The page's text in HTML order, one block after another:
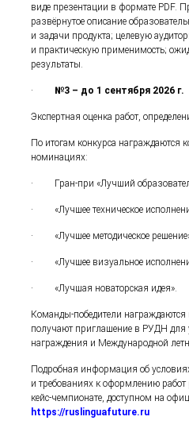
виде презентации в формате PDF.
развёрнутое описание
и задачи продукта; целевую
и практическую применимость;
результаты.
· №3 – до 1 сентября 2026 г.
Экспертная оценка работ,
По итогам конкурса награждаются
номинациях:
· Гран-при «Лучший
· «Лучшее техническое
· «Лучшее методическое
· «Лучшее визуальное
· «Лучшая новаторская идея».
Команды-победители
получают приглашение в РУДН для
награждения и Международной
Подробная информация об
и требованиях к оформлению
кейс-чемпионате, доступном на
https://ruslinguafuture.ru